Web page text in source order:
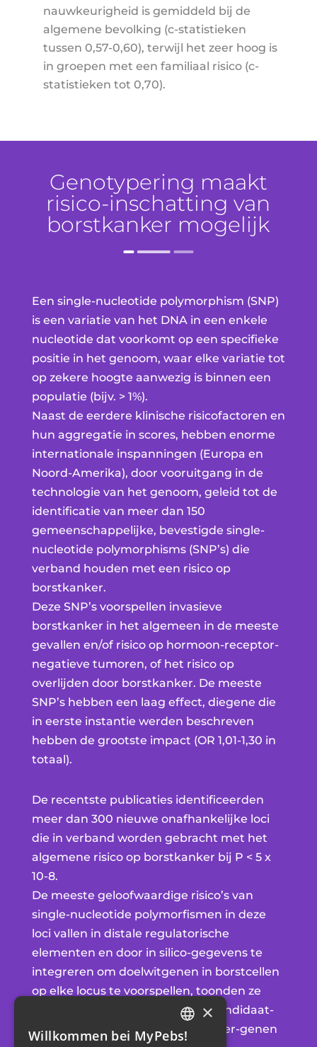
nauwkeurigheid is gemiddeld bij de
algemene bevolking (c-statistieken
tussen 0,57-0,60), terwijl het zeer hoog is
in groepen met een familiaal risico (c-
statistieken tot 0,70).
Genotypering maakt
risico-inschatting van
borstkanker mogelijk
Een single-nucleotide polymorphism (SNP)
is een variatie van het DNA in een enkele
nucleotide dat voorkomt op een specifieke
positie in het genoom, waar elke variatie tot
op zekere hoogte aanwezig is binnen een
populatie (bijv. > 1%).
Naast de eerdere klinische risicofactoren en
hun aggregatie in scores, hebben enorme
internationale inspanningen (Europa en
Noord-Amerika), door vooruitgang in de
technologie van het genoom, geleid tot de
identificatie van meer dan 150
gemeenschappelijke, bevestigde single-
nucleotide polymorphisms (SNP’s) die
verband houden met een risico op
borstkanker.
Deze SNP’s voorspellen invasieve
borstkanker in het algemeen in de meeste
gevallen en/of risico op hormoon-receptor-
negatieve tumoren, of het risico op
overlijden door borstkanker. De meeste
SNP’s hebben een laag effect, diegene die
in eerste instantie werden beschreven
hebben de grootste impact (OR 1,01-1,30 in
totaal).
De recentste publicaties identificeerden
meer dan 300 nieuwe onafhankelijke loci
die in verband worden gebracht met het
algemene risico op borstkanker bij P < 5 x
10-8.
De meeste geloofwaardige risico’s van
single-nucleotide polymorfismen in deze
loci vallen in distale regulatorische
elementen en door in silico-gegevens te
integreren om doelwitgenen in borstcellen
op elke locus te voorspellen, toonden ze
een sterke overlapping tussen kandidaat-
doelwitgenen en somatische driver-genen
FRENCH
×
Willkommen bei MyPebs!